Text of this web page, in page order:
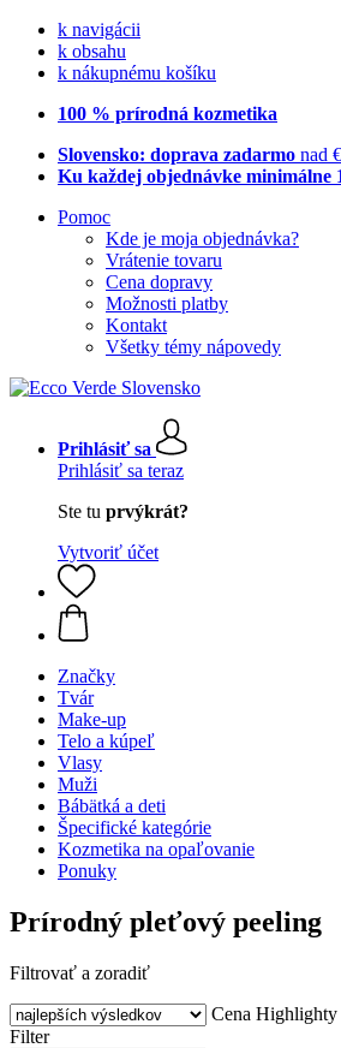
k navigácii
k obsahu
k nákupnému košíku
100 % prírodná kozmetika
Slovensko: doprava zadarmo nad
Ku každej objednávke minimálne
Pomoc
Kde je moja objednávka?
Vrátenie tovaru
Cena dopravy
Možnosti platby
Kontakt
Všetky témy nápovedy
Prihlásiť sa
Prihlásiť sa teraz
Ste tu prvýkrát?
Vytvoriť účet
Značky
Tvár
Make-up
Telo a kúpeľ
Vlasy
Muži
Bábätká a deti
Špecifické kategórie
Kozmetika na opaľovanie
Ponuky
Prírodný pleťový peeling
Filtrovať a zoradiť
Cena Highlighty
Filter